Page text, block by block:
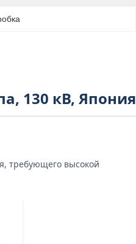
130 кВ, Япония
требующего высокой